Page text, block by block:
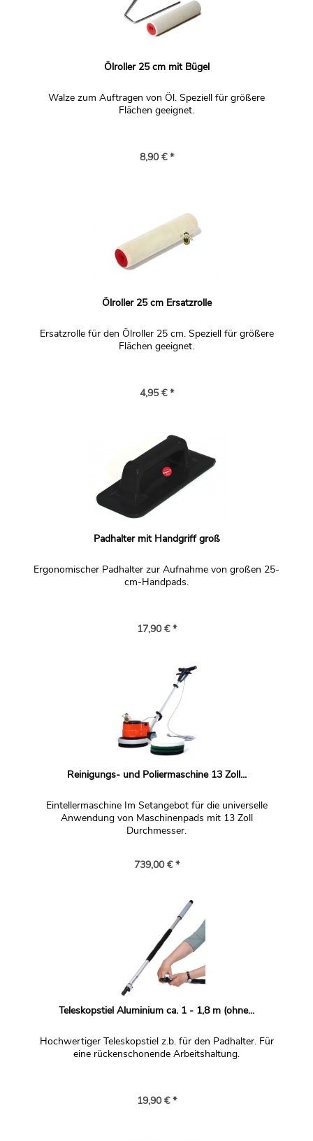
Ölroller 25 cm mit Bügel
Walze zum Auftragen von Öl. Speziell für größere
Flächen geeignet.
8,90 € *
Ölroller 25 cm Ersatzrolle
Ersatzrolle für den Ölroller 25 cm. Speziell für größere
Flächen geeignet.
4,95 € *
Padhalter mit Handgriff groß
Ergonomischer Padhalter zur Aufnahme von großen 25-
cm-Handpads.
17,90 € *
Reinigungs- und Poliermaschine 13 Zoll...
Eintellermaschine Im Setangebot für die universelle
Anwendung von Maschinenpads mit 13 Zoll
Durchmesser.
739,00 € *
Teleskopstiel Aluminium ca. 1 - 1,8 m (ohne...
Hochwertiger Teleskopstiel z.b. für den Padhalter. Für
eine rückenschonende Arbeitshaltung.
19,90 € *